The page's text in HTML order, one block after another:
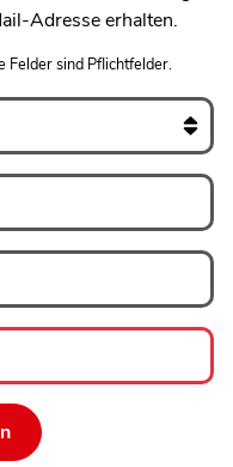
Adresse erhalten.
Felder sind Pflichtfelder.